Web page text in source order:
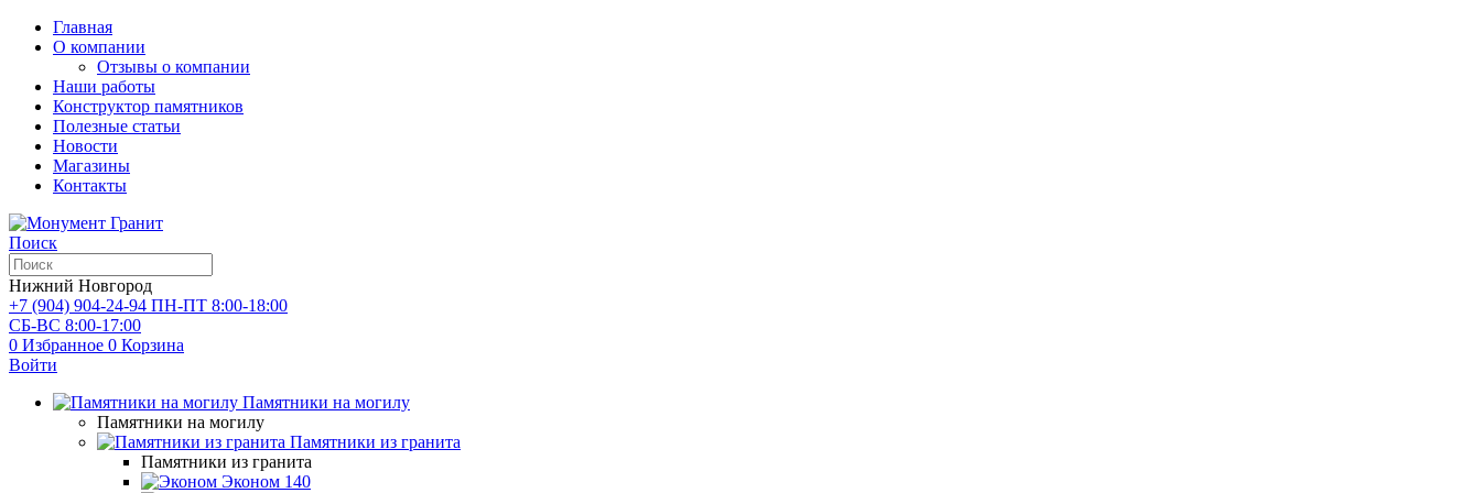
Главная
О компании
Отзывы о компании
Наши работы
Конструктор памятников
Полезные статьи
Новости
Магазины
Контакты
Поиск
Нижний Новгород
+7 (904) 904-24-94 ПН-ПТ 8:00-18:00
СБ-ВС 8:00-17:00
0 Избранное 0 Корзина
Войти
Памятники на могилу
Памятники на могилу
Памятники из гранита
Памятники из гранита
Эконом 140